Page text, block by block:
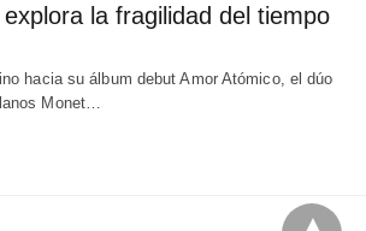
la fragilidad del tiempo
hacia su álbum debut Amor Atómico, el dúo
Monet…